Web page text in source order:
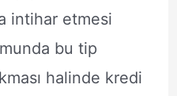
intihar etmesi
bu tip
halinde kredi